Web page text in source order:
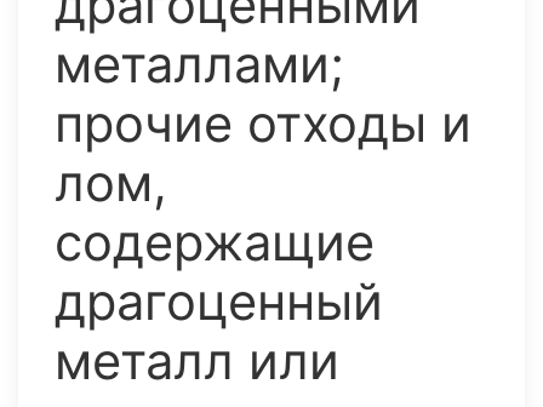
металлами;
прочие отходы и
лом,
содержащие
драгоценный
металл или